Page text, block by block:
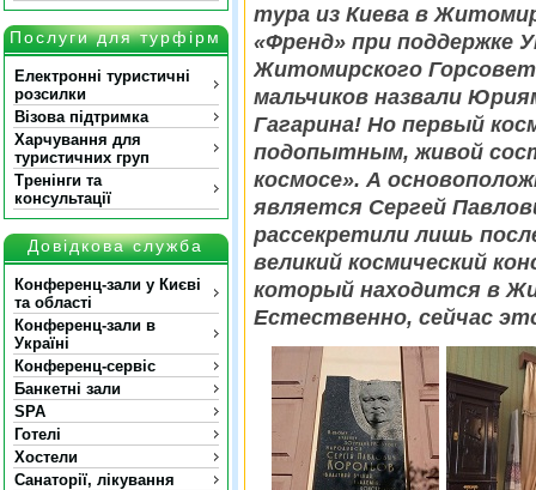
Послуги для турфірм
Електронні туристичні
розсилки
Візова підтримка
Харчування для
туристичних груп
Тренінги та
консультації
Довідкова служба
Конференц-зали у Києві
та області
Конференц-зали в
Україні
Конференц-сервіс
Банкетні зали
SPA
Готелі
Хостели
Санаторії, лікування
тура из Киева в
«Френд» при поддержке
Житомирского
мальчиков назвали
Гагарина! Но первый
подопытным, живой
космосе». А
является Сергей
рассекретили лишь
великий космический
который находится в
Естественно, сейчас